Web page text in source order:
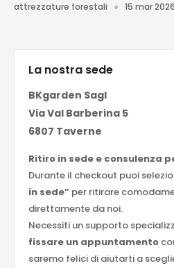
attrezzature forestali 15 mar 2026
La nostra sede
BKgarden Sagl
Via Val Barberina 5
6807 Taverne
Ritiro in sede e consulenza
Durante il checkout puoi
in sede” per ritirare
direttamente da noi.
Necessiti un supporto
fissare un appuntamento
saremo felici di aiutarti a